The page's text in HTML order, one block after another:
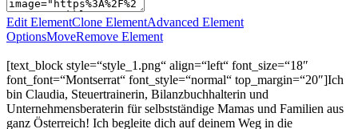
Edit ElementClone ElementAdvanced Element
OptionsMoveRemove Element
[text_block style=“style_1.png“ align=“left“ font_size=“18″
font_font=“Montserrat“ font_style=“normal“ top_margin=“20″]Ich
bin Claudia, Steuertrainerin, Bilanzbuchhalterin und
Unternehmensberaterin für selbstständige Mamas und Familien aus
ganz Österreich! Ich begleite dich auf deinem Weg in die